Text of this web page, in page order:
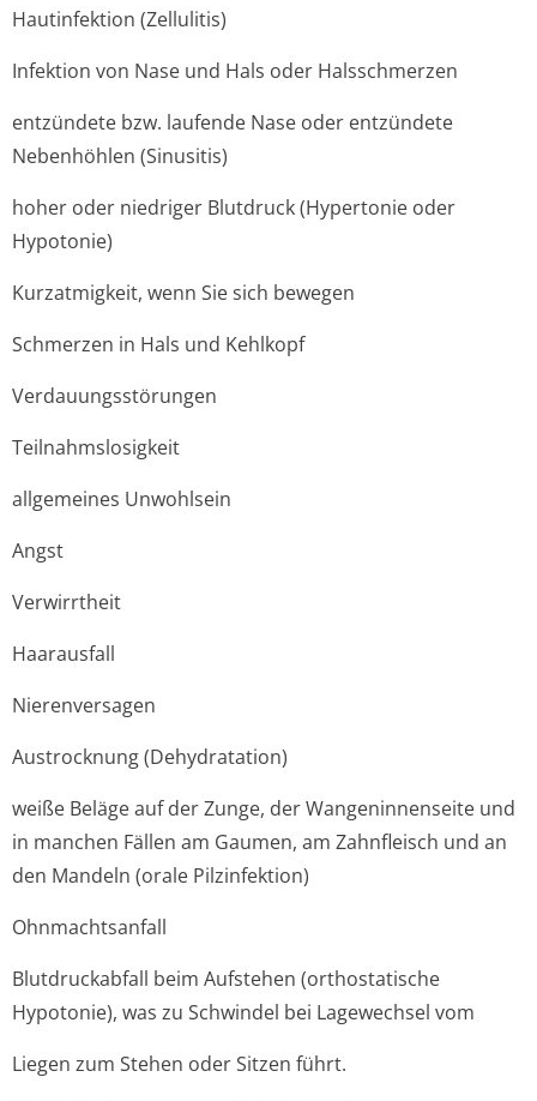
Hautinfektion (Zellulitis)
Infektion von Nase und Hals oder Halsschmerzen
entzündete bzw. laufende Nase oder entzündete
Nebenhöhlen (Sinusitis)
hoher oder niedriger Blutdruck (Hypertonie oder
Hypotonie)
Kurzatmigkeit, wenn Sie sich bewegen
Schmerzen in Hals und Kehlkopf
Verdauungsstörungen
Teilnahmslosigkeit
allgemeines Unwohlsein
Angst
Verwirrtheit
Haarausfall
Nierenversagen
Austrocknung (Dehydratation)
weiße Beläge auf der Zunge, der Wangeninnenseite und
in manchen Fällen am Gaumen, am Zahnfleisch und an
den Mandeln (orale Pilzinfektion)
Ohnmachtsanfall
Blutdruckabfall beim Aufstehen (orthostatische
Hypotonie), was zu Schwindel bei Lagewechsel vom
Liegen zum Stehen oder Sitzen führt.